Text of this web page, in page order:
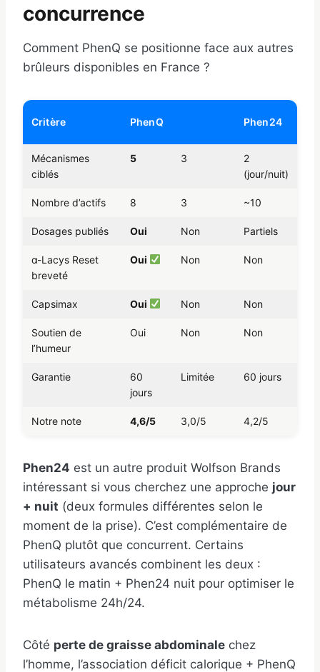
concurrence
Comment PhenQ se positionne face aux autres
brûleurs disponibles en France ?
Critère PhenQ Phen24
Mécanismes
ciblés
5 3
2
(jour/nuit)
Nombre d’actifs 8 3 ~10
Dosages publiés Oui Non Partiels
α-Lacys Reset
breveté
Oui Non Non
Capsimax Oui Non Non
Soutien de
l’humeur
Oui Non Non
Garantie
60
jours
Limitée 60 jours
Notre note 4,6/5 3,0/5 4,2/5
Phen24 est un autre produit Wolfson Brands
intéressant si vous cherchez une approche jour
+ nuit (deux formules différentes selon le
moment de la prise). C’est complémentaire de
PhenQ plutôt que concurrent. Certains
utilisateurs avancés combinent les deux :
PhenQ le matin + Phen24 nuit pour optimiser le
métabolisme 24h/24.
Côté perte de graisse abdominale chez
l’homme, l’association déficit calorique + PhenQ